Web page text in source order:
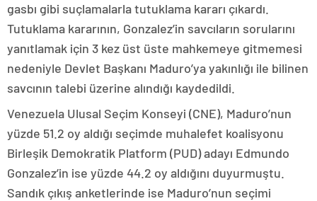
gasbı gibi suçlamalarla tutuklama kararı çıkardı.
Tutuklama kararının, Gonzalez’in savcıların sorularını
yanıtlamak için 3 kez üst üste mahkemeye gitmemesi
nedeniyle Devlet Başkanı Maduro’ya yakınlığı ile bilinen
savcının talebi üzerine alındığı kaydedildi.
Venezuela Ulusal Seçim Konseyi (CNE), Maduro’nun
yüzde 51.2 oy aldığı seçimde muhalefet koalisyonu
Birleşik Demokratik Platform (PUD) adayı Edmundo
Gonzalez’in ise yüzde 44.2 oy aldığını duyurmuştu.
Sandık çıkış anketlerinde ise Maduro’nun seçimi